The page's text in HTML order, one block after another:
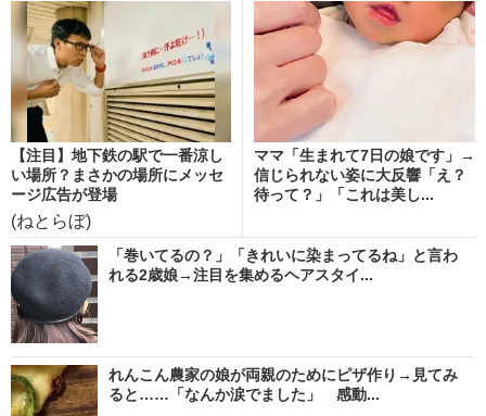
【注目】地下鉄の駅で一番涼し
い場所？まさかの場所にメッセ
ージ広告が登場
(ねとらぼ)
ママ「生まれて7日の娘です」→
信じられない姿に大反響「え？
待って？」「これは美し...
「巻いてるの？」「きれいに染まってるね」と言わ
れる2歳娘→注目を集めるヘアスタイ...
れんこん農家の娘が両親のためにピザ作り→見てみ
ると……「なんか涙でました」 感動...